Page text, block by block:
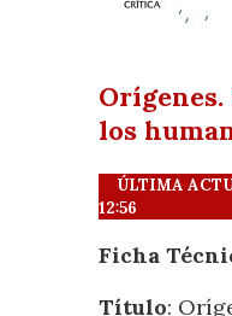
los
ÚLTIMA
12:56
Ficha
Título: